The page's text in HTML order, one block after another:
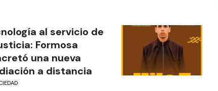
al servicio de
Formosa
una nueva
a distancia